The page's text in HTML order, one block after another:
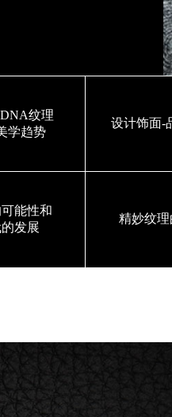
纹理
学趋势
设计饰面-
能性和
发展
精妙纹